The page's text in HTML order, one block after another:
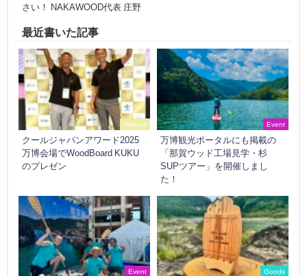
さい！ NAKAWOOD代表 庄野
最近書いた記事
Awards
クールジャパンアワード2025
万博会場でWoodBoard KUKU
のプレゼン
Event
万博観光ポータルにも掲載の
「那賀ウッド工場見学・杉
SUPツアー」を開催しまし
た！
Event Goods